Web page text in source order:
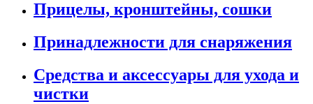
Прицелы, кронштейны, сошки
Принадлежности для снаряжения
Средства и аксессуары для ухода и
чистки